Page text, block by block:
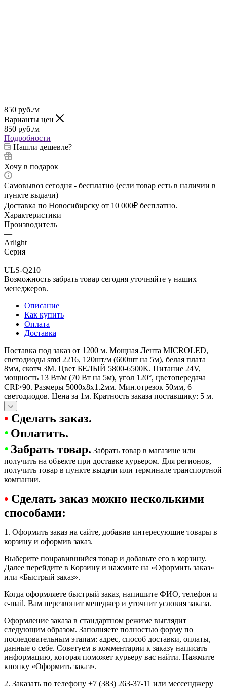
850 руб./м
Варианты цен
850 руб./м
Подробности
Нашли дешевле?
Хочу в подарок
Самовывоз сегодня - бесплатно (если товар есть в наличии в
пункте выдачи)
Доставка по Новосибирску от 10 000₽ бесплатно.
Характеристики
Производитель
—
Arlight
Серия
—
ULS-Q210
Возможность забрать товар сегодня уточняйте у наших
менеджеров.
Описание
Как купить
Оплата
Доставка
Поставка под заказ от 1200 м. Мощная Лента MICROLED,
светодиоды smd 2216, 120шт/м (600шт на 5м), белая плата
8мм, скотч 3М. Цвет БЕЛЫЙ 5800-6500K. Питание 24V,
мощность 13 Вт/м (70 Вт на 5м), угол 120°, цветопередача
CRI>90. Размеры 5000х8х1.2мм. Мин.отрезок 50мм, 6
светодиодов. Цена за 1м. Кратность заказа поставщику: 5 м.
• Сделать заказ.
• Оплатить.
• Забрать товар. Забрать товар в магазине или
получить на объекте при доставке курьером. Для регионов,
получить товар в пункте выдачи или терминале транспортной
компании.
• Сделать заказ можно несколькими
способами:
1. Оформить заказ на сайте, добавив интересующие товары в
корзину и оформив заказ.
Выберите понравившийся товар и добавьте его в корзину.
Далее перейдите в Корзину и нажмите на «Оформить заказ»
или «Быстрый заказ».
Когда оформляете быстрый заказ, напишите ФИО, телефон и
e-mail. Вам перезвонит менеджер и уточнит условия заказа.
Оформление заказа в стандартном режиме выглядит
следующим образом. Заполняете полностью форму по
последовательным этапам: адрес, способ доставки, оплаты,
данные о себе. Советуем в комментарии к заказу написать
информацию, которая поможет курьеру вас найти. Нажмите
кнопку «Оформить заказ».
2. Заказать по телефону +7 (383) 263-37-11 или мессенджеру